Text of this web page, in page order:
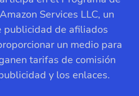
Services LLC, un
publicidad de afiliados
un medio para
tarifas de comisión
y los enlaces.